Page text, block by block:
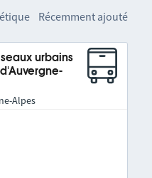
Récemment ajouté
urbains
Alpes